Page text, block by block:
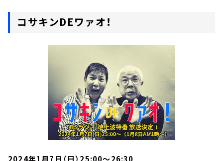
コサキンDEワァオ！
2024年1月7日（日）25:00～26:30